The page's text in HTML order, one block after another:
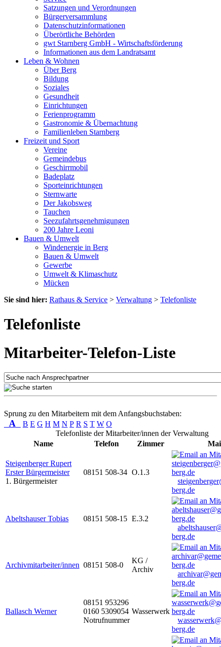
Satzungen und Verordnungen
Bürgerversammlung
Datenschutzinformationen
Überörtliche Behörden
gwt Starnberg GmbH - Wirtschaftsförderung
Informationen aus dem Landratsamt
Leben & Wohnen
Über Berg
Bildung
Soziales
Gesundheit
Einrichtungen
Ferienprogramm
Gastronomie & Übernachtung
Familienleben Starnberg
Freizeit und Sport
Vereine
Gemeindebus
Geschirrmobil
Badeplatz
Sporteinrichtungen
Sternwarte
Der Jakobsweg
Tauchen
Seezufahrtsgenehmigungen
200 Jahre Leoni
Bauen & Umwelt
Windenergie in Berg
Bauen & Umwelt
Gewerbe
Umwelt & Klimaschutz
Mücken
Sie sind hier: Rathaus & Service > Verwaltung > Telefonliste
Telefonliste
Mitarbeiter-Telefon-Liste
Sprung zu den Mitarbeitern mit dem Anfangsbuchstaben:
A B E G H M N P R S T W O
Telefonliste der Mitarbeiter/innen der Verwaltung
Name
Telefon Zimmer
Steigenberger Rupert
Erster Bürgermeister
1. Bürgermeister
08151 508-34 O.1.3
berg.de
Abeltshauser Tobias 08151 508-15 E.3.2
berg.de
Archivmitarbeiter/innen 08151 508-0
KG /
Archiv
berg.de
Ballasch Werner
08151 953296
0160 5309054
Notrufnummer
Wasserwerk
berg.de